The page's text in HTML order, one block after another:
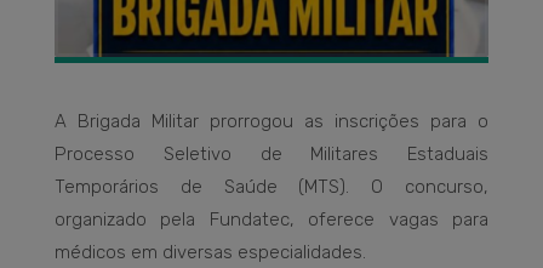
A Brigada Militar prorrogou as inscrições para o
Processo Seletivo de Militares Estaduais
Temporários de Saúde (MTS). O concurso,
organizado pela Fundatec, oferece vagas para
médicos em diversas especialidades.